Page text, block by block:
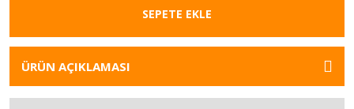
SEPETE EKLE
ÜRÜN AÇIKLAMASI